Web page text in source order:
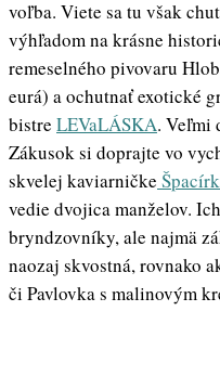
voľba. Viete sa tu však
výhľadom na krásne
remeselného pivovaru
eurá) a ochutnať exotické
bistre LEVaLÁSKA. Veľmi
Zákusok si doprajte vo
skvelej kaviarničke
vedie dvojica manželov.
bryndzovníky, ale najmä
naozaj skvostná, rovnako
či Pavlovka s malinovým